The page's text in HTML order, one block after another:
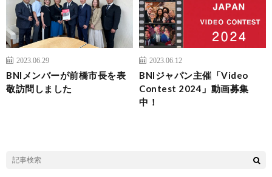
2023.06.29
BNIメンバーが前橋市長を表
敬訪問しました
2023.06.12
BNIジャパン主催「Video
Contest 2024」動画募集
中！